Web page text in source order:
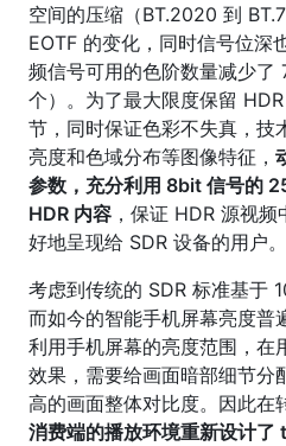
空间的压缩（BT.2020 到
EOTF 的变化，同时信号位
频信号可用的色阶数量减少
个）。为了最大限度保留
节，同时保证色彩不失真，技
亮度和色域分布等图像特征，
参数，充分利用 8bit 信号的
HDR 内容 ，保证 HDR 源视
好地呈现给 SDR 设备的用户。
考虑到传统的 SDR 标准基于
而如今的智能手机屏幕亮度普
利用手机屏幕的亮度范围，在
效果，需要给画面暗部细节分
高的画面整体对比度。因此在
消费端的播放环境重新设计